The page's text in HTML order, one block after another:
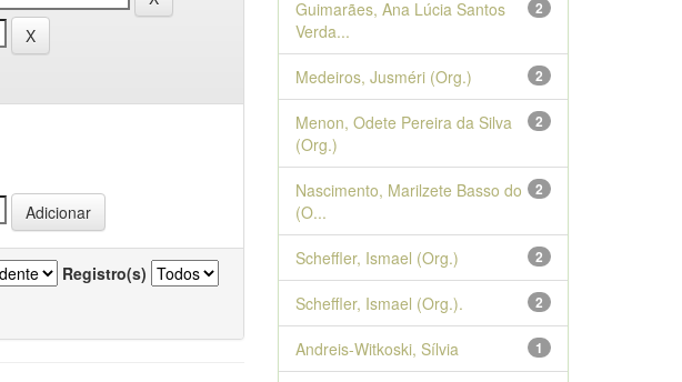
Registro(s)
2
Guimarães, Ana Lúcia Santos
Verda...
2
Medeiros, Jusméri (Org.)
2
Menon, Odete Pereira da Silva
(Org.)
2
Nascimento, Marilzete Basso do
(O...
2
Scheffler, Ismael (Org.)
2
Scheffler, Ismael (Org.).
1
Andreis-Witkoski, Sílvia